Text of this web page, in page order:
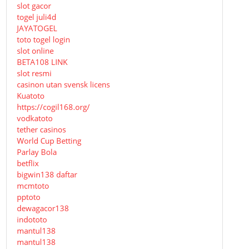
slot gacor
togel juli4d
JAYATOGEL
toto togel login
slot online
BETA108 LINK
slot resmi
casinon utan svensk licens
Kuatoto
https://cogil168.org/
vodkatoto
tether casinos
World Cup Betting
Parlay Bola
betflix
bigwin138 daftar
mcmtoto
pptoto
dewagacor138
indototo
mantul138
mantul138